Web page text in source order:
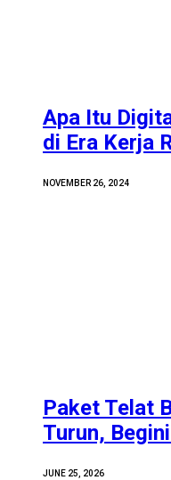
Apa Itu
di Era Kerja
NOVEMBER 26, 2024
Paket Telat
Turun,
JUNE 25, 2026